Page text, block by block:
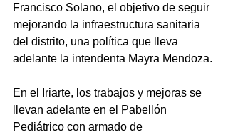
Francisco Solano, el objetivo de seguir
mejorando la infraestructura sanitaria
del distrito, una política que lleva
adelante la intendenta Mayra Mendoza.
En el Iriarte, los trabajos y mejoras se
llevan adelante en el Pabellón
Pediátrico con armado de